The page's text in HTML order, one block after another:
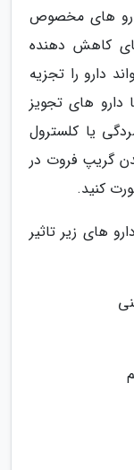
های مخصوص
کاهش دهنده
دارو را تجزیه
دارو های تجویز
یا کلسترول
گریپ فروت در
کنید.
های زیر تاثیر